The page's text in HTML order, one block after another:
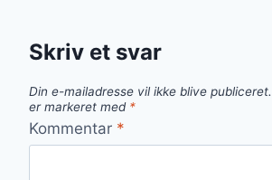
Skriv et svar
Din e-mailadresse vil ikke blive publiceret.
er markeret med *
Kommentar *